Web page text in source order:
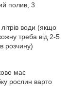
полив, 3
води (якщо
треба від 2-5
розчину)
має
рослин варто